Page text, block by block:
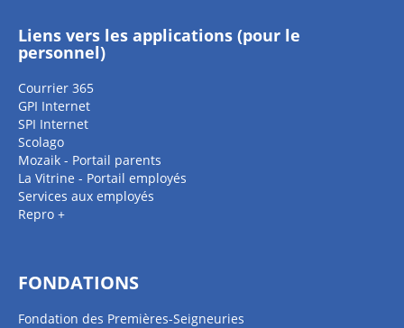
Liens vers les applications (pour le
personnel)
Courrier 365
GPI Internet
SPI Internet
Scolago
Mozaik - Portail parents
La Vitrine - Portail employés
Services aux employés
Repro +
FONDATIONS
Fondation des Premières-Seigneuries